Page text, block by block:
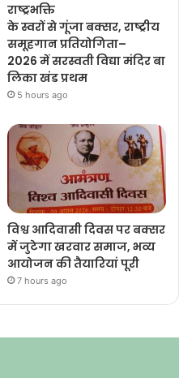
राष्ट्रभक्ति
के स्वरों से गूंजा बक्सर, राष्ट्रीय
समूहगान प्रतियोगिता–
2026 में सरस्वती विद्या मंदिर बा
लिका खंड प्रथम
5 hours ago
विश्व आदिवासी दिवस पर बक्सर
में जुटेगा खरवार समाज, भव्य
आयोजन की तैयारियां पूरी
7 hours ago